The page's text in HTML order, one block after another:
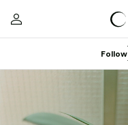
Follow